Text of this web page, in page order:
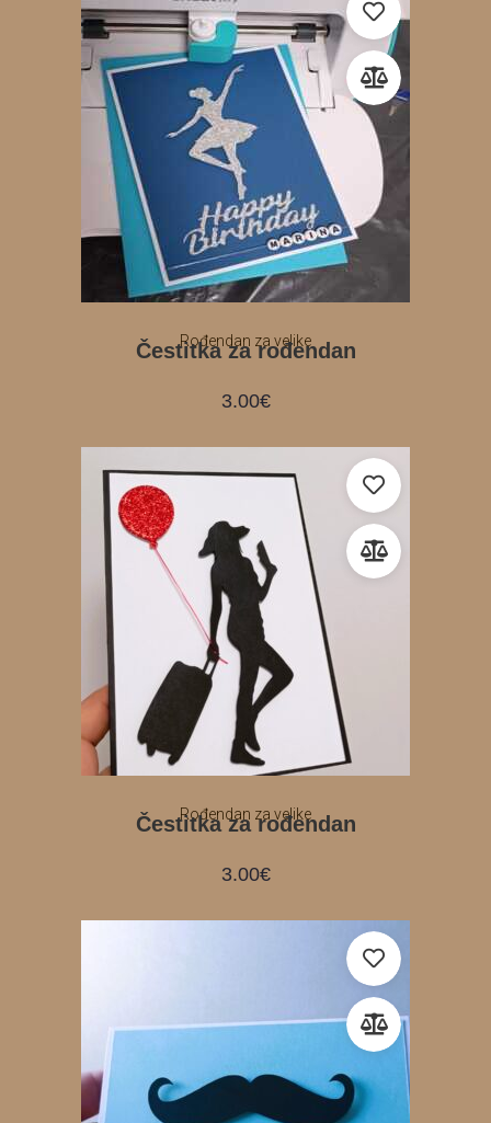
Rođendan za velike
Čestitka za rođendan
3.00€
Rođendan za velike
Čestitka za rođendan
3.00€